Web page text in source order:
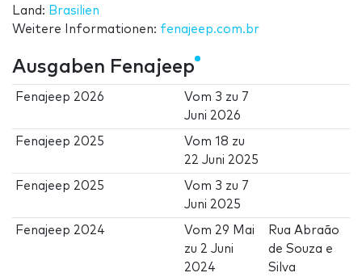
Land: Brasilien
Weitere Informationen: fenajeep.com.br
Ausgaben Fenajeep
Fenajeep 2026 Vom 3 zu 7
Juni 2026
Fenajeep 2025 Vom18 zu
22 Juni 2025
Fenajeep 2025 Vom 3 zu 7
Juni 2025
Fenajeep 2024 Vom 29 Mai
zu 2 Juni
2024
Rua Abraão
de Souza e
Silva